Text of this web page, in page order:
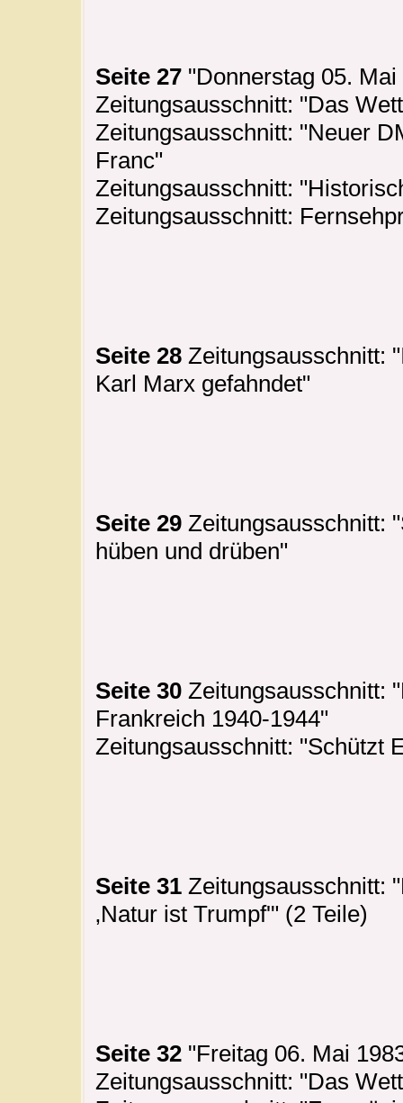
Seite 27 "Donnerstag 05.
Zeitungsausschnitt: "Das
Zeitungsausschnitt: "Neuer
Franc"
Zeitungsausschnitt:
Zeitungsausschnitt:
Seite 28 Zeitungsausschnitt:
Karl Marx gefahndet"
Seite 29 Zeitungsausschnitt:
hüben und drüben"
Seite 30 Zeitungsausschnitt:
Frankreich 1940-1944"
Zeitungsausschnitt: "Schützt
Seite 31 Zeitungsausschnitt:
‚Natur ist Trumpf'" (2 Teile)
Seite 32 "Freitag 06. Mai
Zeitungsausschnitt: "Das